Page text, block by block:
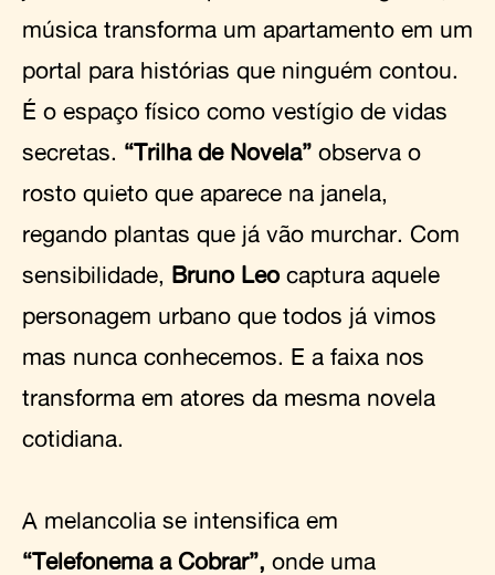
música transforma um apartamento em um
portal para histórias que ninguém contou.
É o espaço físico como vestígio de vidas
secretas. “Trilha de Novela” observa o
rosto quieto que aparece na janela,
regando plantas que já vão murchar. Com
sensibilidade, Bruno Leocaptura aquele
personagem urbano que todos já vimos
mas nunca conhecemos. E a faixa nos
transforma em atores da mesma novela
cotidiana.
A melancolia se intensifica em
“Telefonema a Cobrar”, onde uma